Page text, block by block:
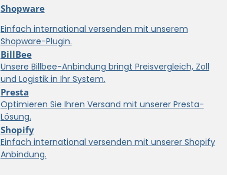
Shopware
Einfach international versenden mit unserem
Shopware-Plugin.
BillBee
Unsere Billbee-Anbindung bringt Preisvergleich, Zoll
und Logistik in Ihr System.
Presta
Optimieren Sie Ihren Versand mit unserer Presta-
Lösung.
Shopify
Einfach international versenden mit unserer Shopify
Anbindung.